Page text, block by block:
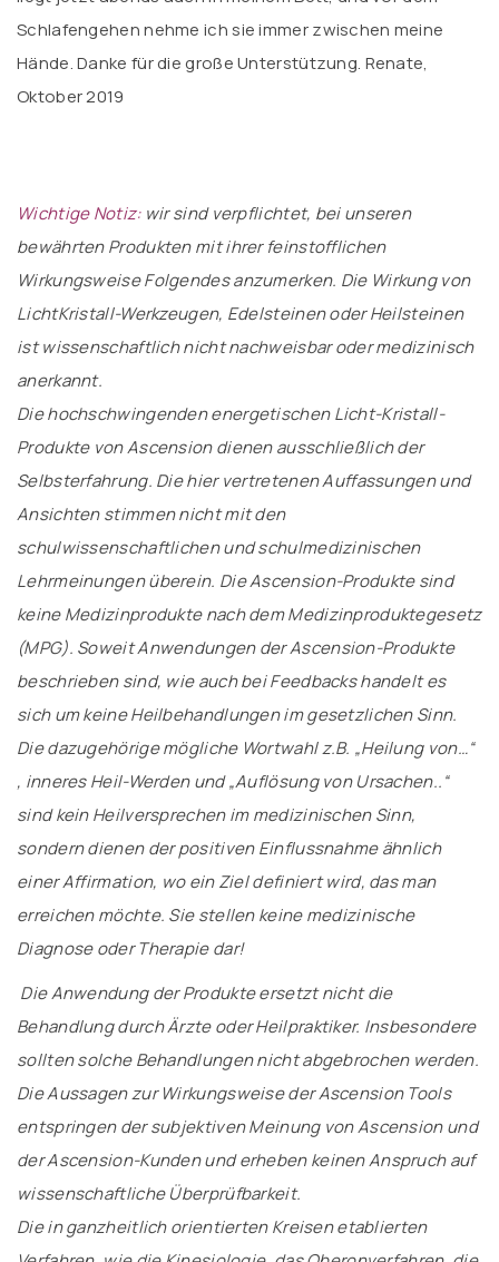
Schlafengehen nehme ich sie immer zwischen meine
Hände. Danke für die große Unterstützung. Renate,
Oktober 2019
Wichtige Notiz:wir sind verpflichtet, bei unseren
bewährten Produkten mit ihrer feinstofflichen
Wirkungsweise Folgendes anzumerken. Die Wirkung von
LichtKristall-Werkzeugen, Edelsteinen oder Heilsteinen
ist wissenschaftlich nicht nachweisbar oder medizinisch
anerkannt.
Die hochschwingenden energetischen Licht-Kristall-
Produkte von Ascension dienen ausschließlich der
Selbsterfahrung. Die hier vertretenen Auffassungen und
Ansichten stimmen nicht mit den
schulwissenschaftlichen und schulmedizinischen
Lehrmeinungen überein. Die Ascension-Produkte sind
keine Medizinprodukte nach dem Medizinproduktegesetz
(MPG). Soweit Anwendungen der Ascension-Produkte
beschrieben sind, wie auch bei Feedbacks handelt es
sich um keine Heilbehandlungen im gesetzlichen Sinn.
Die dazugehörige mögliche Wortwahl z.B. „Heilung von…“
, inneres Heil-Werden und „Auflösung von Ursachen..“
sind kein Heilversprechen im medizinischen Sinn,
sondern dienen der positiven Einflussnahme ähnlich
einer Affirmation, wo ein Ziel definiert wird, das man
erreichen möchte. Sie stellen keine medizinische
Diagnose oder Therapie dar!
Die Anwendung der Produkte ersetzt nicht die
Behandlung durch Ärzte oder Heilpraktiker. Insbesondere
sollten solche Behandlungen nicht abgebrochen werden.
Die Aussagen zur Wirkungsweise der Ascension Tools
entspringen der subjektiven Meinung von Ascension und
der Ascension-Kunden und erheben keinen Anspruch auf
wissenschaftliche Überprüfbarkeit.
Die in ganzheitlich orientierten Kreisen etablierten